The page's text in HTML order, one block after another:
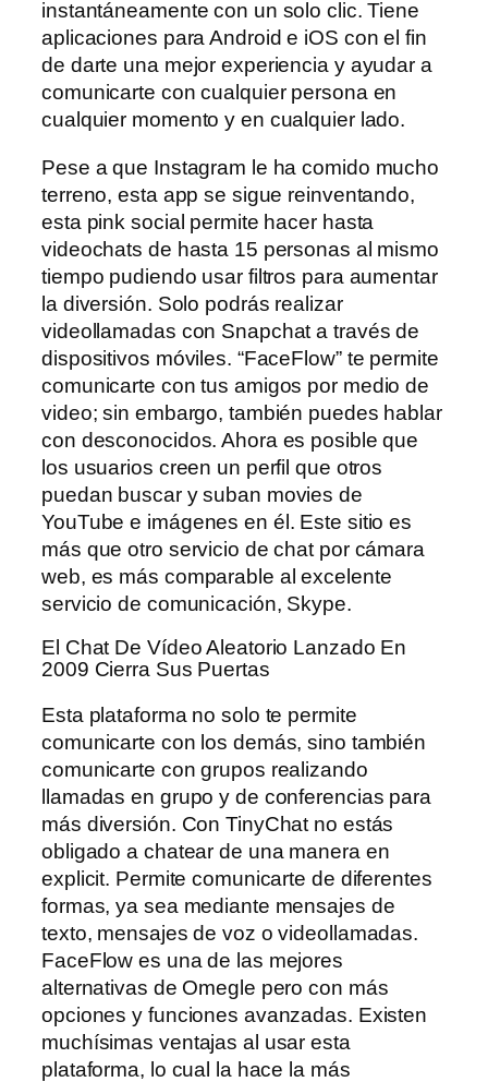
instantáneamente con un solo clic. Tiene
aplicaciones para Android e iOS con el fin
de darte una mejor experiencia y ayudar a
comunicarte con cualquier persona en
cualquier momento y en cualquier lado.
Pese a que Instagram le ha comido mucho
terreno, esta app se sigue reinventando,
esta pink social permite hacer hasta
videochats de hasta 15 personas al mismo
tiempo pudiendo usar filtros para aumentar
la diversión. Solo podrás realizar
videollamadas con Snapchat a través de
dispositivos móviles. “FaceFlow” te permite
comunicarte con tus amigos por medio de
video; sin embargo, también puedes hablar
con desconocidos. Ahora es posible que
los usuarios creen un perfil que otros
puedan buscar y suban movies de
YouTube e imágenes en él. Este sitio es
más que otro servicio de chat por cámara
web, es más comparable al excelente
servicio de comunicación, Skype.
El Chat De Vídeo Aleatorio Lanzado En
2009 Cierra Sus Puertas
Esta plataforma no solo te permite
comunicarte con los demás, sino también
comunicarte con grupos realizando
llamadas en grupo y de conferencias para
más diversión. Con TinyChat no estás
obligado a chatear de una manera en
explicit. Permite comunicarte de diferentes
formas, ya sea mediante mensajes de
texto, mensajes de voz o videollamadas.
FaceFlow es una de las mejores
alternativas de Omegle pero con más
opciones y funciones avanzadas. Existen
muchísimas ventajas al usar esta
plataforma, lo cual la hace la más